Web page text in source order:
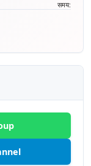
समय: